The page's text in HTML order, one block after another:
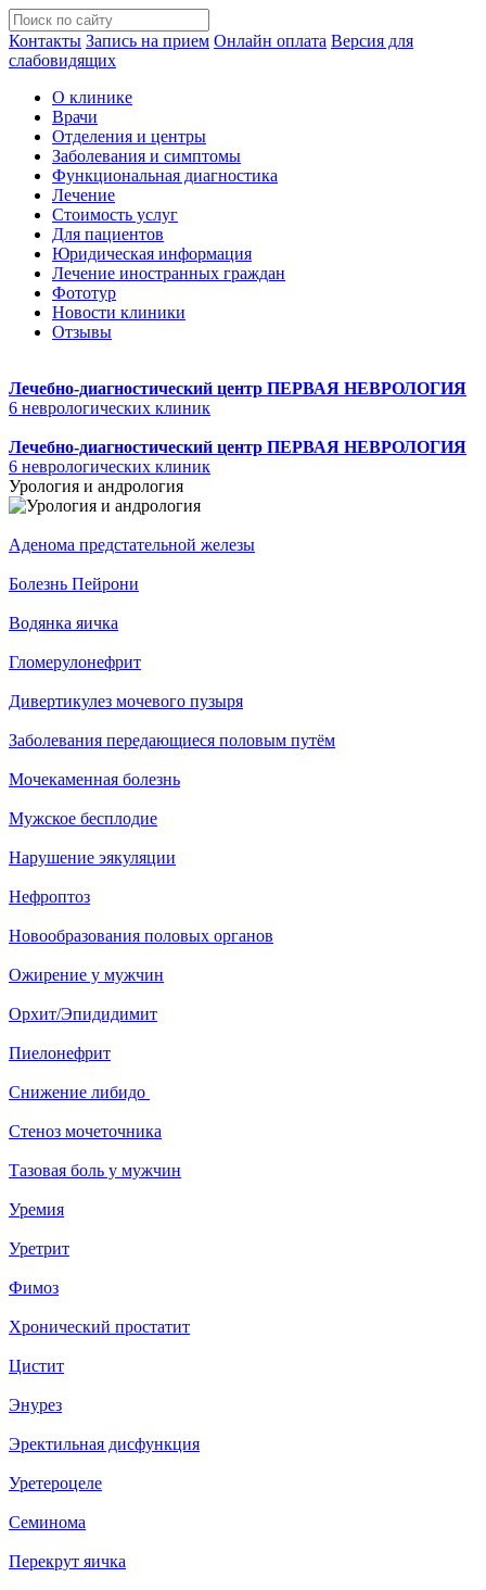
Контакты Запись на прием Онлайн оплата Версия для
слабовидящих
О клинике
Врачи
Отделения и центры
Заболевания и симптомы
Функциональная диагностика
Лечение
Стоимость услуг
Для пациентов
Юридическая информация
Лечение иностранных граждан
Фототур
Новости клиники
Отзывы
Лечебно-диагностический центр ПЕРВАЯ НЕВРОЛОГИЯ
6 неврологических клиник
Лечебно-диагностический центр ПЕРВАЯ НЕВРОЛОГИЯ
6 неврологических клиник
Урология и андрология
Аденома предстательной железы
Болезнь Пейрони
Водянка яичка
Гломерулонефрит
Дивертикулез мочевого пузыря
Заболевания передающиеся половым путём
Мочекаменная болезнь
Мужское бесплодие
Нарушение эякуляции
Нефроптоз
Новообразования половых органов
Ожирение у мужчин
Орхит/Эпидидимит
Пиелонефрит
Снижение либидо
Стеноз мочеточника
Тазовая боль у мужчин
Уремия
Уретрит
Фимоз
Хронический простатит
Цистит
Энурез
Эректильная дисфункция
Уретероцеле
Семинома
Перекрут яичка